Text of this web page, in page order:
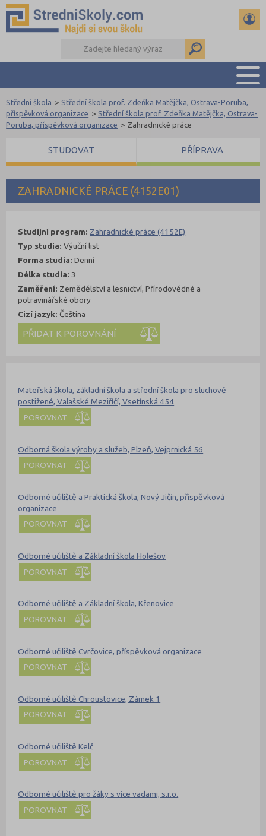
PŘEHLED ŠKOL
PŘÍPRAVA NA PŘIJÍMAČKY
DŮLEŽITÉ TERMÍNY
REFERÁTY A SEMINÁRKY
DALŠÍ DRUHY ŠKOL
ZAHRADNICKÉ PRÁCE (4152E01)
Střední škola > Střední škola prof. Zdeňka Matějčka, Ostrava-Poruba,
příspěvková organizace > Střední škola prof. Zdeňka Matějčka, Ostrava-
Poruba, příspěvková organizace > Zahradnické práce
Studijní program: Zahradnické práce (4152E)
Typ studia:Výuční list
Forma studia:Denní
Délka studia: 3
Zaměření: Zemědělství a lesnictví, Přírodovědné a
potravinářské obory
Cizí jazyk:Čeština
STUDOVAT PŘÍPRAVA
Mateřská škola, základní škola a střední škola pro sluchově
postižené, Valašské Meziříčí, Vsetínská 454
POROVNAT
Odborná škola výroby a služeb, Plzeň, Vejprnická 56
POROVNAT
Odborné učiliště a Praktická škola, Nový Jičín, příspěvková
organizace
POROVNAT
Odborné učiliště a Základní škola Holešov
POROVNAT
Odborné učiliště a Základní škola, Křenovice
POROVNAT
Odborné učiliště Cvrčovice, příspěvková organizace
POROVNAT
Odborné učiliště Chroustovice, Zámek 1
POROVNAT
Odborné učiliště Kelč
POROVNAT
Odborné učiliště pro žáky s více vadami, s.r.o.
POROVNAT